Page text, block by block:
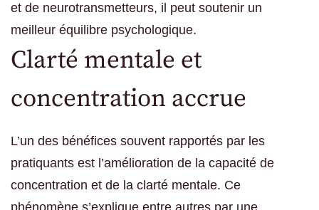
et de neurotransmetteurs, il peut soutenir un
meilleur équilibre psychologique.
Clarté mentale et
concentration accrue
L’un des bénéfices souvent rapportés par les
pratiquants est l’amélioration de la capacité de
concentration et de la clarté mentale. Ce